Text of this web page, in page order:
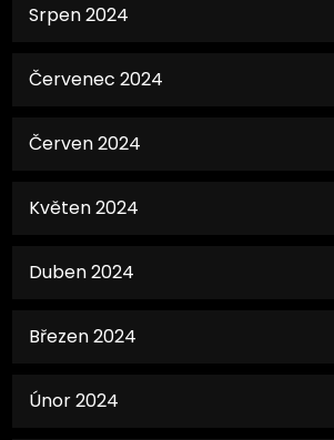
Srpen 2024
Červenec 2024
Červen 2024
Květen 2024
Duben 2024
Březen 2024
Únor 2024